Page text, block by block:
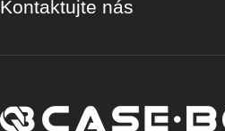
Kontaktujte nás
CASE·BOB